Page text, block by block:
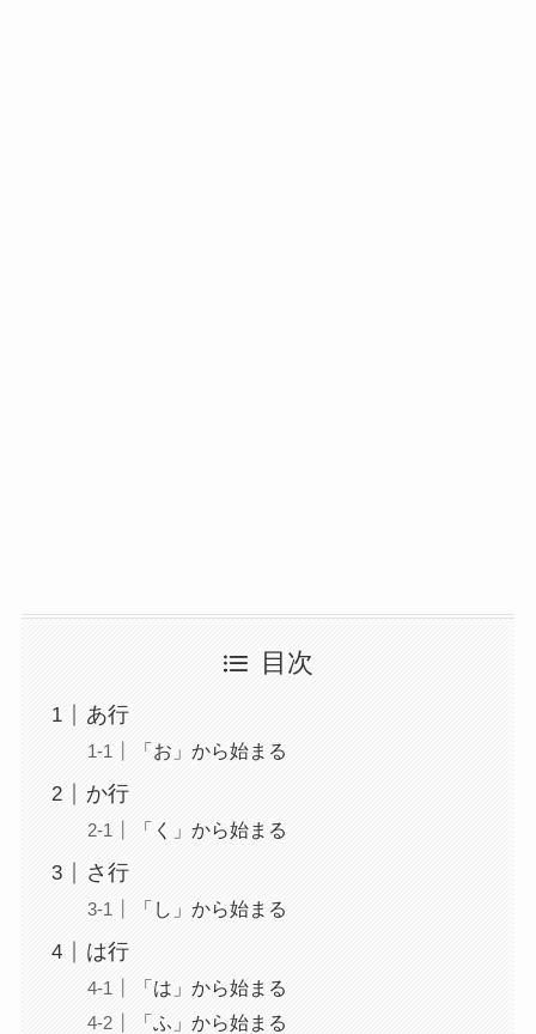
目次
あ行
「お」から始まる
か行
「く」から始まる
さ行
「し」から始まる
は行
「は」から始まる
「ふ」から始まる